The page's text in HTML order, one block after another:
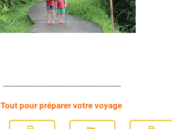
------------------------------------------------
Tout pour préparer votre voyage